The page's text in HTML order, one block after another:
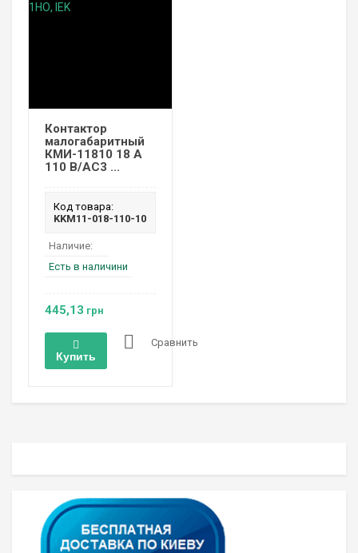
Контактор
малогабаритный
КМИ-11810 18 А
110 В/AC3 ...
Код товара:
KKM11-018-110-10
Наличие:
Есть в наличини
445,13 грн
Купить
Сравнить